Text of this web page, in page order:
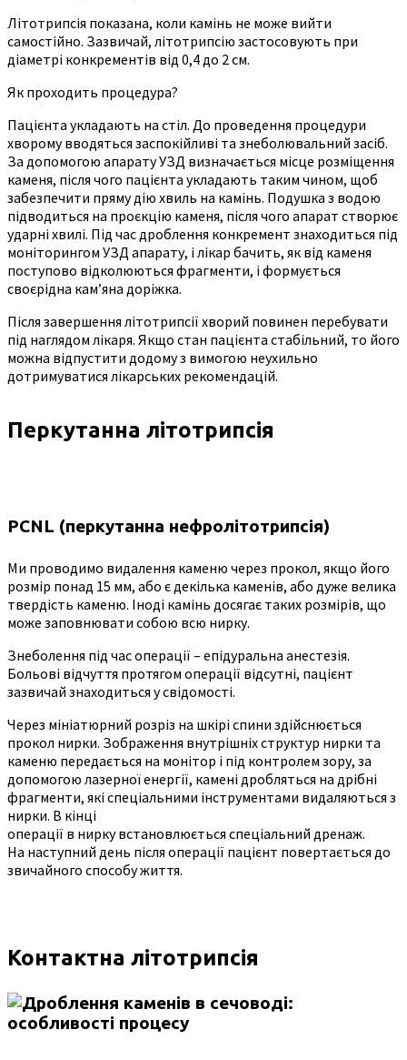
Літотрипсія показана, коли камінь не може вийти
самостійно. Зазвичай, літотрипсію застосовують при
діаметрі конкрементів від 0,4 до 2 см.
Як проходить процедура?
Пацієнта укладають на стіл. До проведення процедури
хворому вводяться заспокійливі та знеболювальний засіб.
За допомогою апарату УЗД визначається місце розміщення
каменя, після чого пацієнта укладають таким чином, щоб
забезпечити пряму дію хвиль на камінь. Подушка з водою
підводиться на проєкцію каменя, після чого апарат створює
ударні хвилі. Під час дроблення конкремент знаходиться під
моніторингом УЗД апарату, і лікар бачить, як від каменя
поступово відколюються фрагменти, і формується
своєрідна кам’яна доріжка.
Після завершення літотрипсії хворий повинен перебувати
під наглядом лікаря. Якщо стан пацієнта стабільний, то його
можна відпустити додому з вимогою неухильно
дотримуватися лікарських рекомендацій.
Перкутанна літотрипсія
PCNL (перкутанна нефролітотрипсія)
Ми проводимо видалення каменю через прокол, якщо його
розмір понад 15 мм, або є декілька каменів, або дуже велика
твердість каменю. Іноді камінь досягає таких розмірів, що
може заповнювати собою всю нирку.
Знеболення під час операції – епідуральна анестезія.
Больові відчуття протягом операції відсутні, пацієнт
зазвичай знаходиться у свідомості.
Через мініатюрний розріз на шкірі спини здійснюється
прокол нирки. Зображення внутрішніх структур нирки та
каменю передається на монітор і під контролем зору, за
допомогою лазерної енергії, камені дробляться на дрібні
фрагменти, які спеціальними інструментами видаляються з
нирки. В кінці
операції в нирку встановлюється спеціальний дренаж.
На наступний день після операції пацієнт повертається до
звичайного способу життя.
Контактна літотрипсія